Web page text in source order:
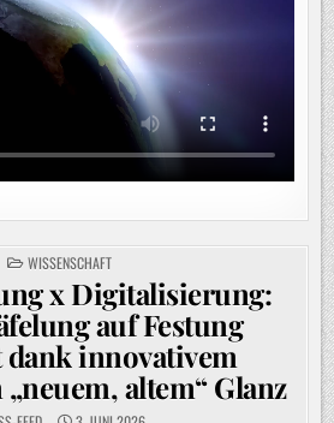
POSTED
IN
WISSENSCHAFT
x Digitalisierung:
auf Festung
innovativem
altem“ Glanz